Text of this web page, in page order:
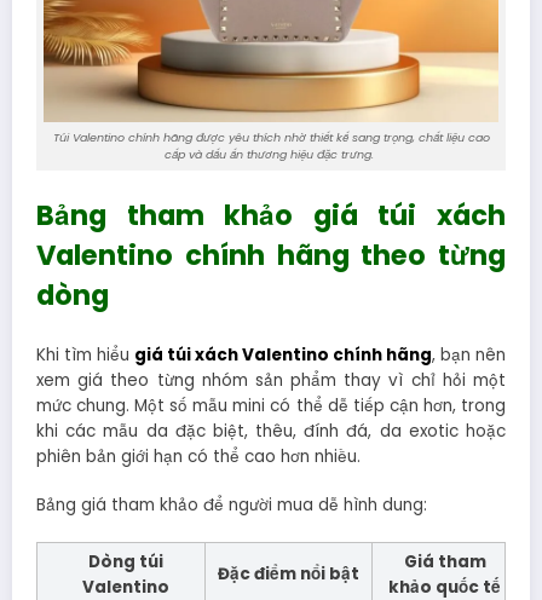
Túi Valentino chính hãng được yêu thích nhờ thiết kế sang trọng, chất liệu cao
cấp và dấu ấn thương hiệu đặc trưng.
Bảng tham khảo giá túi xách
Valentino chính hãng theo từng
dòng
Khi tìm hiểu giá túi xách Valentino chính hãng, bạn nên
xem giá theo từng nhóm sản phẩm thay vì chỉ hỏi một
mức chung. Một số mẫu mini có thể dễ tiếp cận hơn, trong
khi các mẫu da đặc biệt, thêu, đính đá, da exotic hoặc
phiên bản giới hạn có thể cao hơn nhiều.
Bảng giá tham khảo để người mua dễ hình dung:
Dòng túi
Valentino
Đặc điểm nổi bật
Giá tham
khảo quốc tế